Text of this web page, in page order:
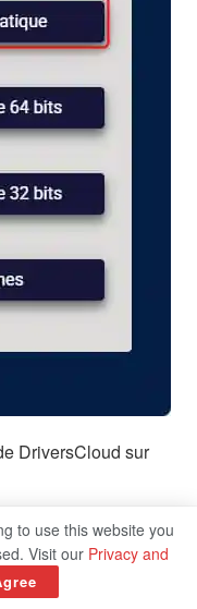
DriversCloud sur
to use this website you
Visit our Privacy and